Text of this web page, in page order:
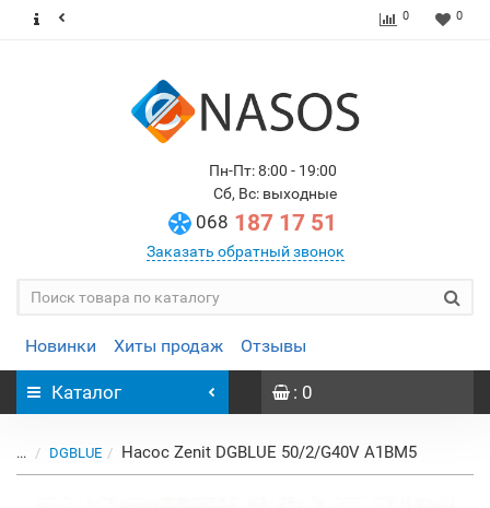
0 0
Пн-Пт: 8:00 - 19:00
Сб, Вс: выходные
068 187 17 51
Заказать обратный звонок
Новинки Хиты продаж Отзывы
Каталог : 0
... DGBLUE Насос Zenit DGBLUE 50/2/G40V A1BM5